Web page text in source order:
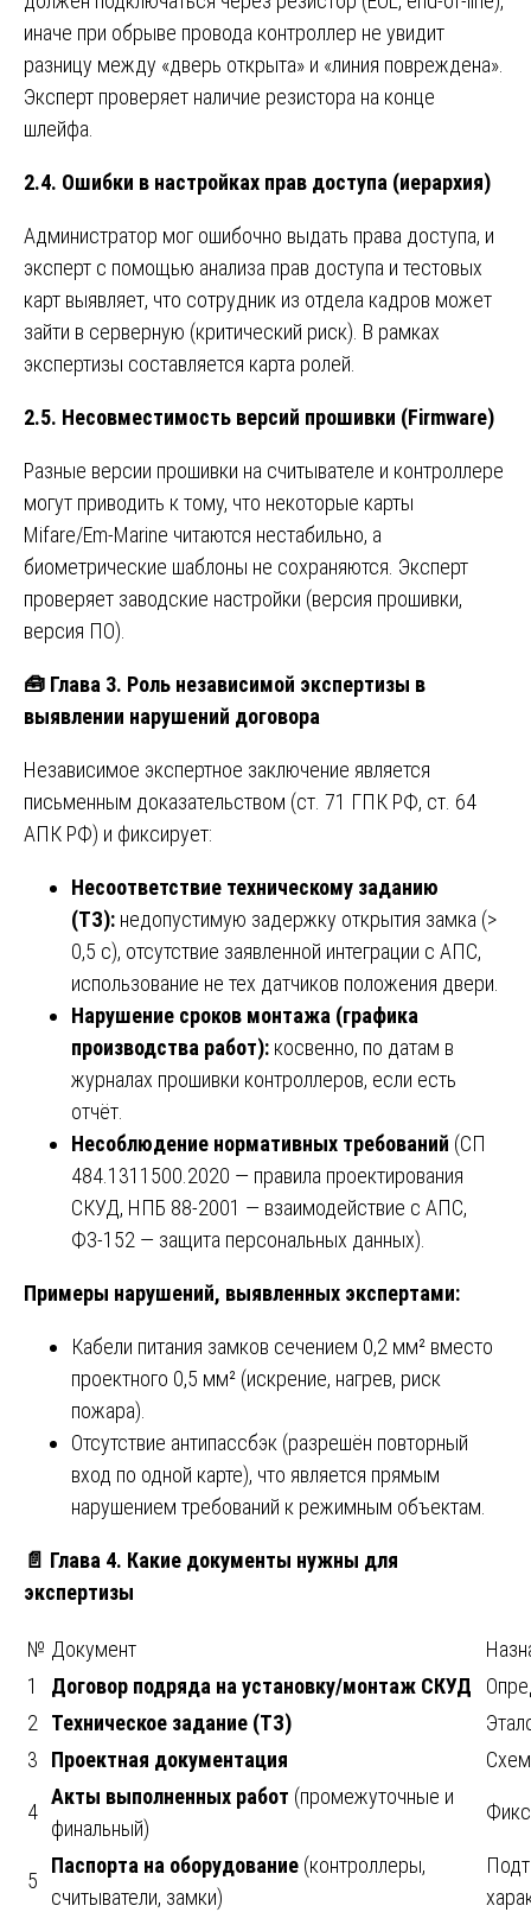
иначе при обрыве провода контроллер не увидит
разницу между «дверь открыта» и «линия повреждена».
Эксперт проверяет наличие резистора на конце
шлейфа.
2.4. Ошибки в настройках прав доступа (иерархия)
Администратор мог ошибочно выдать права доступа, и
эксперт с помощью анализа прав доступа и тестовых
карт выявляет, что сотрудник из отдела кадров может
зайти в серверную (критический риск). В рамках
экспертизы составляется карта ролей.
2.5. Несовместимость версий прошивки (Firmware)
Разные версии прошивки на считывателе и контроллере
могут приводить к тому, что некоторые карты
Mifare/Em-Marine читаются нестабильно, а
биометрические шаблоны не сохраняются. Эксперт
проверяет заводские настройки (версия прошивки,
версия ПО).
🧰 Глава 3. Роль независимой экспертизы в
выявлении нарушений договора
Независимое экспертное заключение является
письменным доказательством (ст. 71 ГПК РФ, ст. 64
АПК РФ) и фиксирует:
Несоответствие техническому заданию
(ТЗ): недопустимую задержку открытия замка (>
0,5 с), отсутствие заявленной интеграции с АПС,
использование не тех датчиков положения двери.
Нарушение сроков монтажа (графика
производства работ): косвенно, по датам в
журналах прошивки контроллеров, если есть
отчёт.
Несоблюдение нормативных требований (СП
484.1311500.2020 — правила проектирования
СКУД, НПБ 88-2001 — взаимодействие с АПС,
ФЗ-152 — защита персональных данных).
Примеры нарушений, выявленных экспертами:
Кабели питания замков сечением 0,2 мм² вместо
проектного 0,5 мм² (искрение, нагрев, риск
пожара).
Отсутствие антипассбэк (разрешён повторный
вход по одной карте), что является прямым
нарушением требований к режимным объектам.
📄 Глава 4. Какие документы нужны для
экспертизы
№ Документ
1
Договор подряда на установку/монтаж СКУД
2
Техническое задание (ТЗ)
3
Проектная документация
4
Акты выполненных работ (промежуточные и
финальный)
5
Паспорта на оборудование (контроллеры,
считыватели, замки)